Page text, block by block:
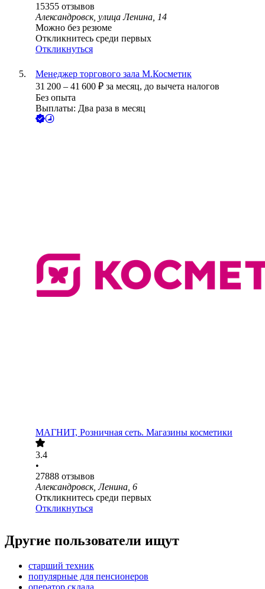
15355 отзывов
Александровск, улица Ленина, 14
Можно без резюме
Откликнитесь среди первых
Откликнуться
Менеджер торгового зала М.Косметик
31 200 – 41 600 ₽ за месяц, до вычета налогов
Без опыта
Выплаты: Два раза в месяц
МАГНИТ, Розничная сеть. Магазины косметики
3.4
•
27888 отзывов
Александровск, Ленина, 6
Откликнитесь среди первых
Откликнуться
Другие пользователи ищут
старший техник
популярные для пенсионеров
оператор склада